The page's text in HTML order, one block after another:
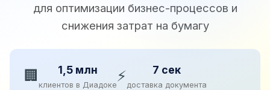
для оптимизации бизнес-процессов и
снижения затрат на бумагу
🏢 1,5 млн
клиентов в Диадоке⚡ 7 сек
доставка документа